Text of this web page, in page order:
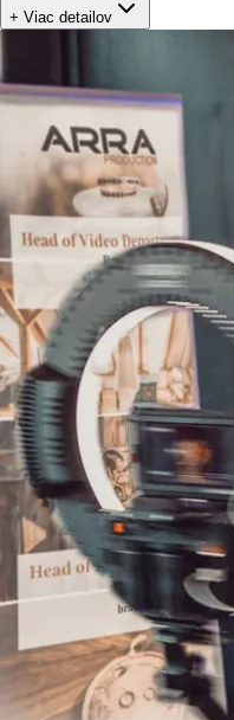
+ Viac detailov